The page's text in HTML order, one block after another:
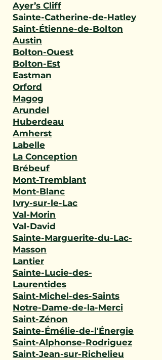
Ayer’s Cliff
Sainte-Catherine-de-Hatley
Saint-Étienne-de-Bolton
Austin
Bolton-Ouest
Bolton-Est
Eastman
Orford
Magog
Arundel
Huberdeau
Amherst
Labelle
La Conception
Brébeuf
Mont-Tremblant
Mont-Blanc
Ivry-sur-le-Lac
Val-Morin
Val-David
Sainte-Marguerite-du-Lac-
Masson
Lantier
Sainte-Lucie-des-
Laurentides
Saint-Michel-des-Saints
Notre-Dame-de-la-Merci
Saint-Zénon
Sainte-Émélie-de-l'Énergie
Saint-Alphonse-Rodriguez
Saint-Jean-sur-Richelieu